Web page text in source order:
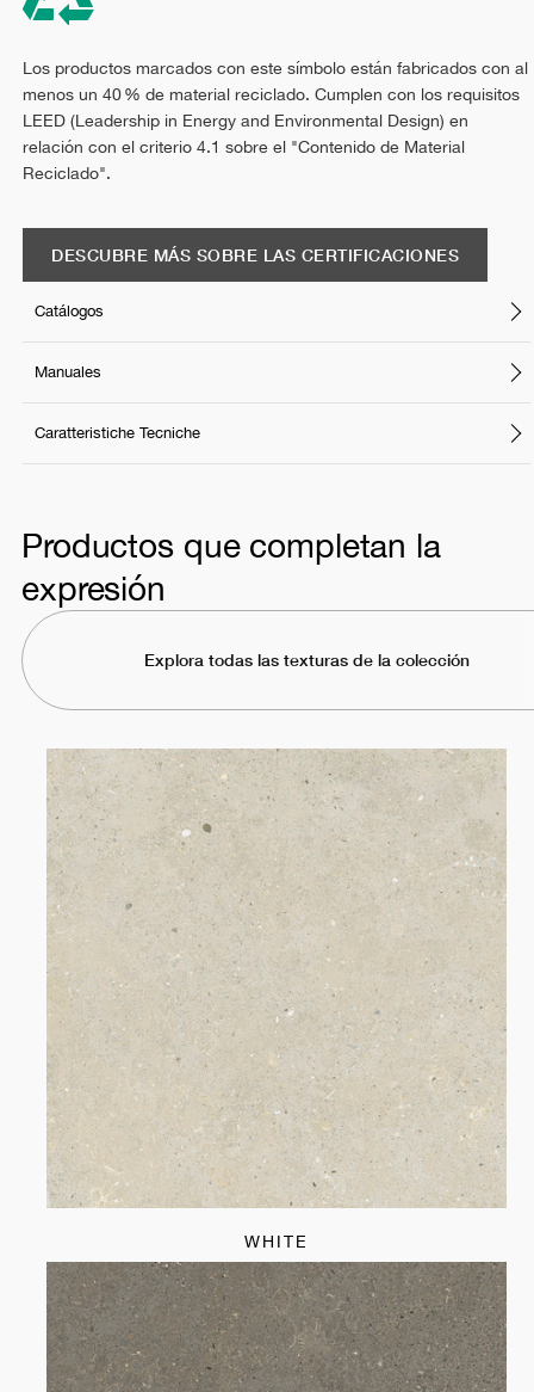
Los productos marcados con este símbolo están fabricados con al
menos un 40 % de material reciclado. Cumplen con los requisitos
LEED (Leadership in Energy and Environmental Design) en
relación con el criterio 4.1 sobre el "Contenido de Material
Reciclado".
DESCUBRE MÁS SOBRE LAS CERTIFICACIONES
Catálogos
Manuales
Caratteristiche Tecniche
Productos que completan la
expresión
Explora todas las texturas de la colección
WHITE